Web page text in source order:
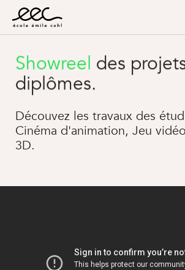
Showreel des
diplômes.
Découvez les travaux des
Cinéma d'animation, Jeu
3D.